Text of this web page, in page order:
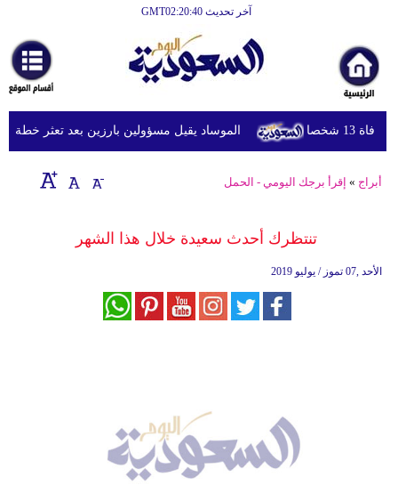
آخر تحديث GMT02:20:40
أخبارعاجلة
رياضة
ثقافة
إقتصاد
وموسيقى
الموساد يقيل مسؤولين بارزين بعد تعثر خطة
أبراج » إقرأ برجك اليومي - الحمل
تنتظرك أحدث سعيدة خلال هذا الشهر
الأحد ,07 تموز / يوليو 2019